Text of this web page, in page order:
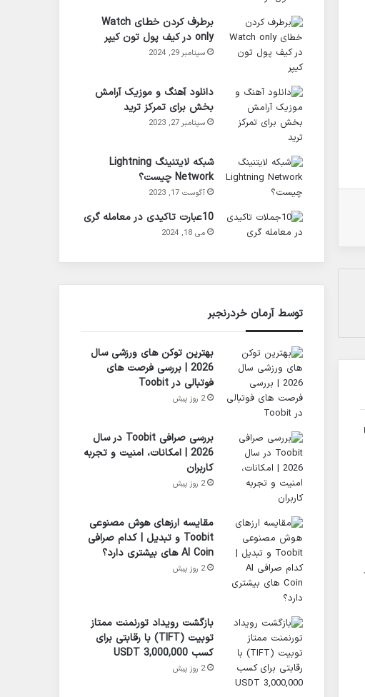
برطرف کردن خطای Watch
only در کیف پول تون کیپر
سپتامبر 29, 2024
دانلود آهنگ و موزیک آرامش
بخش برای تمرکز ترید
سپتامبر 27, 2023
شبکه لایتنینگ Lightning
Network چیست؟
آگوست 17, 2023
10عبارت تاکیدی در معامله گری
می 18, 2024
توسط آرمان خردرنجبر
بهترین توکن های ورزشی سال
2026 | بررسی فرصت های
فوتبالی در Toobit
2 روز پیش
بررسی صرافی Toobit در سال
2026 | امکانات، امنیت و تجربه
کاربران
2 روز پیش
مقایسه ارزهای هوش مصنوعی
Toobit و تبدیل | کدام صرافی
AI Coin های بیشتری دارد؟
2 روز پیش
بازگشت رویداد تورنمنت ممتاز
تو‌بیت (TIFT) با رقابتی برای
کسب 3,000,000 USDT
2 روز پیش